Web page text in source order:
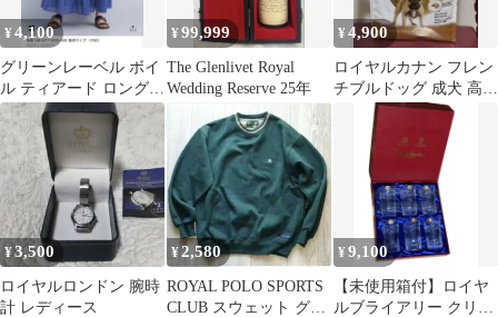
¥4,100
グリーンレーベル ボイ
ル ティアード ロングス
カート ROYAL
¥99,999
The Glenlivet Royal
Wedding Reserve 25年
¥4,900
ロイヤルカナン フレン
チブルドッグ 成犬 高齢
犬用 3kg
¥3,500
ロイヤルロンドン 腕時
計 レディース
¥2,580
ROYAL POLO SPORTS
CLUB スウェット グリ
¥9,100
【未使用箱付】ロイヤ
ルブライアリー クリス